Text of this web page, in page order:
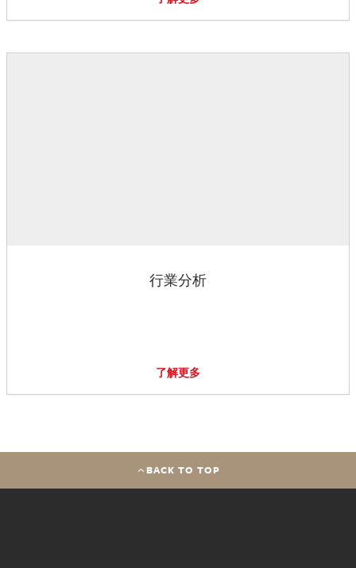
行業分析
了解更多
BACK TO TOP